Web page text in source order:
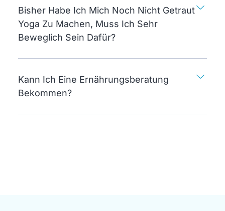
Bisher Habe Ich Mich Noch Nicht Getraut
Yoga Zu Machen, Muss Ich Sehr
Beweglich Sein Dafür?
Kann Ich Eine Ernährungsberatung
Bekommen?